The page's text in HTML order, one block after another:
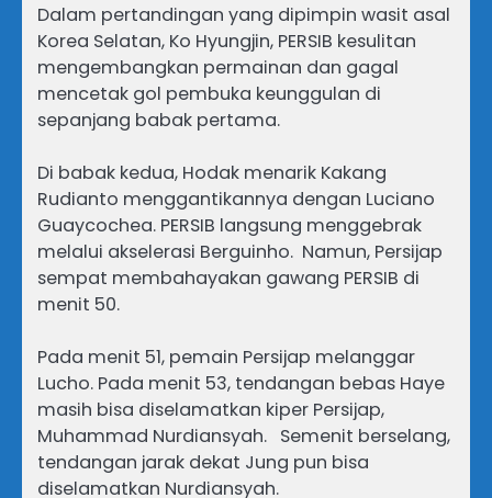
Dalam pertandingan yang dipimpin wasit asal
Korea Selatan, Ko Hyungjin, PERSIB kesulitan
mengembangkan permainan dan gagal
mencetak gol pembuka keunggulan di
sepanjang babak pertama.
Di babak kedua, Hodak menarik Kakang
Rudianto menggantikannya dengan Luciano
Guaycochea. PERSIB langsung menggebrak
melalui akselerasi Berguinho. Namun, Persijap
sempat membahayakan gawang PERSIB di
menit 50.
Pada menit 51, pemain Persijap melanggar
Lucho. Pada menit 53, tendangan bebas Haye
masih bisa diselamatkan kiper Persijap,
Muhammad Nurdiansyah. Semenit berselang,
tendangan jarak dekat Jung pun bisa
diselamatkan Nurdiansyah.